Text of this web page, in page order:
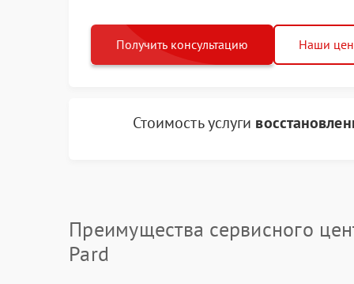
Получить консультацию Наши
Стоимость услуги
Преимущества сервисного
Pard